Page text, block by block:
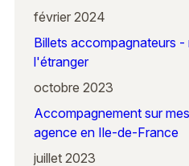
février 2024
Billets accompagnateurs -
l'étranger
octobre 2023
Accompagnement sur
agence en Ile-de-France
juillet 2023